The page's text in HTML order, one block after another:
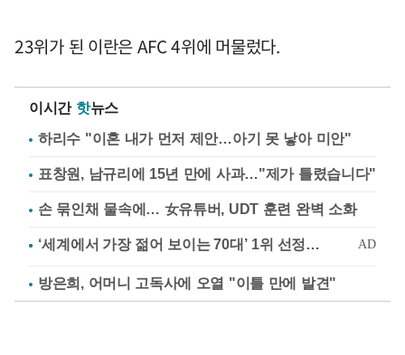
23위가 된 이란은 AFC 4위에 머물렀다.
이시간 핫뉴스
하리수 "이혼 내가 먼저 제안…아기 못 낳아 미안"
표창원, 남규리에 15년 만에 사과…"제가 틀렸습니다"
손 묶인채 물속에… 女유튜버, UDT 훈련 완벽 소화
방은희, 어머니 고독사에 오열 "이틀 만에 발견"